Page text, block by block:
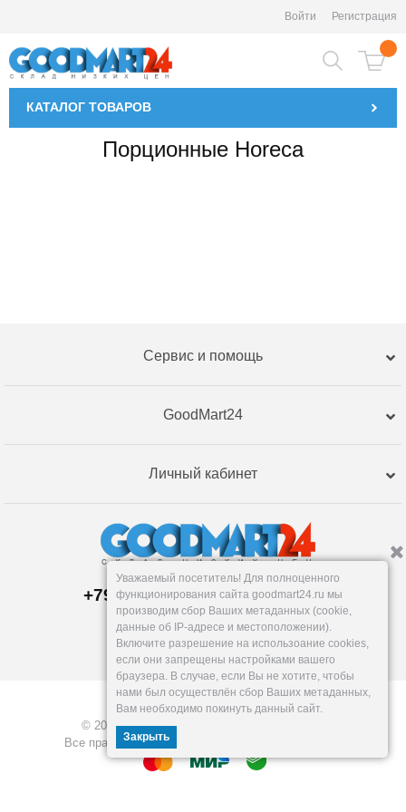
Войти Регистрация
КАТАЛОГ ТОВАРОВ
Порционные Horeca
Сервис и помощь
GoodMart24
Личный кабинет
+79120359762, +79120359761
Пункт выдачи:
Тюмень ,Республики, 255к2
Пн-Пт: 9-18, Сб: 10-16, Вс: вых.
info@goodmart24.ru
© 2026, GoodMart24.ru — Склад низких цен.
Все права защищены. Разработка —
Уважаемый посетитель! Для полноценного
функционирования сайта goodmart24.ru мы
производим сбор Ваших метаданных (cookie,
данные об IP-адресе и местоположении).
Включите разрешение на использоание cookies,
если они запрещены настройками вашего
браузера. В случае, если Вы не хотите, чтобы
нами был осуществлён сбор Ваших метаданных,
Вам необходимо покинуть данный сайт.
Закрыть